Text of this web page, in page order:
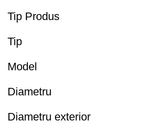
Tip Produs
Tip
Model
Diametru
Diametru exterior